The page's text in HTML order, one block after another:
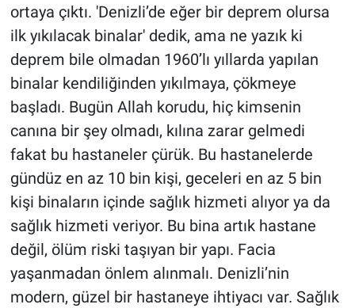
ortaya çıktı. 'Denizli’de eğer bir deprem olursa
ilk yıkılacak binalar' dedik, ama ne yazık ki
deprem bile olmadan 1960’lı yıllarda yapılan
binalar kendiliğinden yıkılmaya, çökmeye
başladı. Bugün Allah korudu, hiç kimsenin
canına bir şey olmadı, kılına zarar gelmedi
fakat bu hastaneler çürük. Bu hastanelerde
gündüz en az 10 bin kişi, geceleri en az 5 bin
kişi binaların içinde sağlık hizmeti alıyor ya da
sağlık hizmeti veriyor. Bu bina artık hastane
değil, ölüm riski taşıyan bir yapı. Facia
yaşanmadan önlem alınmalı. Denizli’nin
modern, güzel bir hastaneye ihtiyacı var. Sağlık
Yerel Yaşam
Canlı Yayın